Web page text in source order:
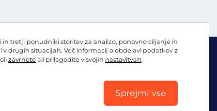
tretji ponudniki storitev za analizo, ponovno ciljanje in
drugih situacijah. Več informacij o obdelavi podatkov z
zavrnete ali prilagodite v svojih nastavitvah.
Sprejmi vse